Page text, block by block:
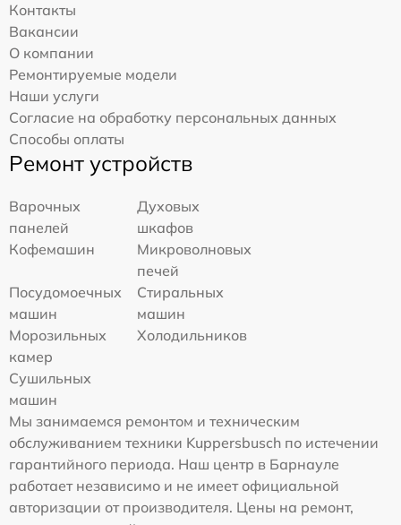
Контакты
Вакансии
О компании
Ремонтируемые модели
Наши услуги
Согласие на обработку персональных данных
Способы оплаты
Ремонт устройств
Варочных
панелей
Духовых
шкафов
Кофемашин
Микроволновых
печей
Посудомоечных
машин
Стиральных
машин
Морозильных
камер
Холодильников
Сушильных
машин
Мы занимаемся ремонтом и техническим
обслуживанием техники Kuppersbusch по истечении
гарантийного периода. Наш центр в Барнауле
работает независимо и не имеет официальной
авторизации от производителя. Цены на ремонт,